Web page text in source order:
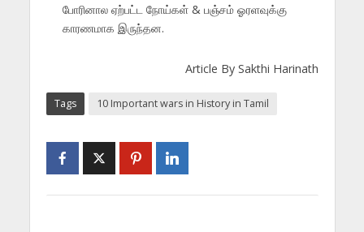
போரினால ஏற்பட்ட நோய்கள் & பஞ்சம் ஓரளவுக்கு
காரணமாக இருந்தன.
Article By Sakthi Harinath
Tags 10 Important wars in History in Tamil